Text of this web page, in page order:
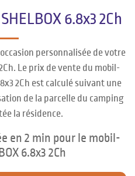
6.8x3 2Ch
personnalisée de votre
Le prix de vente du mobil-
2Ch est calculé suivant une
de la parcelle du camping
la résidence.
en 2 min pour le mobil-
6.8x3 2Ch